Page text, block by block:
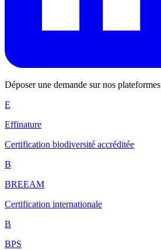
Déposer une demande sur nos plateformes
E
Effinature
Certification biodiversité accréditée
B
BREEAM
Certification internationale
B
BPS